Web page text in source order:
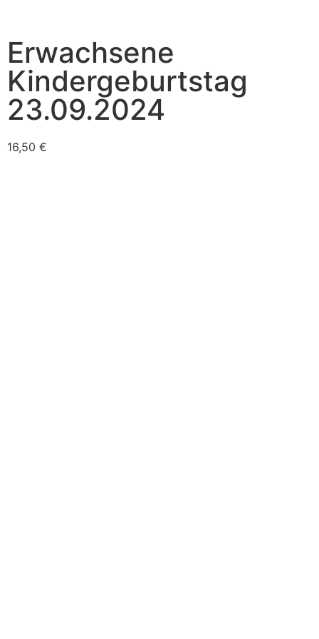
Erwachsene
Kindergeburtstag
23.09.2024
16,50 €